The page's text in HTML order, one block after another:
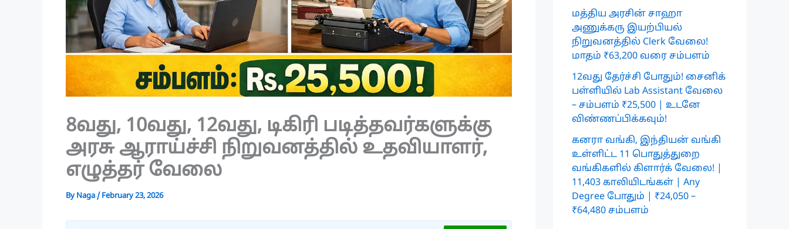
8வது, 10வது, 12வது, டிகிரி படித்தவர்களுக்கு
அரசு ஆராய்ச்சி நிறுவனத்தில் உதவியாளர்,
எழுத்தர் வேலை
By Naga/ February 23, 2026
மத்திய அரசின் சாஹா
அணுக்கரு இயற்பியல்
நிறுவனத்தில் Clerk வேலை!
மாதம் ₹63,200 வரை சம்பளம்
12வது தேர்ச்சி போதும்! சைனிக்
பள்ளியில் Lab Assistant வேலை
– சம்பளம் ₹25,500 | உடனே
விண்ணப்பிக்கவும்!
கனரா வங்கி, இந்தியன் வங்கி
உள்ளிட்ட 11 பொதுத்துறை
வங்கிகளில் கிளார்க் வேலை! |
11,403 காலியிடங்கள் | Any
Degree போதும் | ₹24,050 –
₹64,480 சம்பளம்